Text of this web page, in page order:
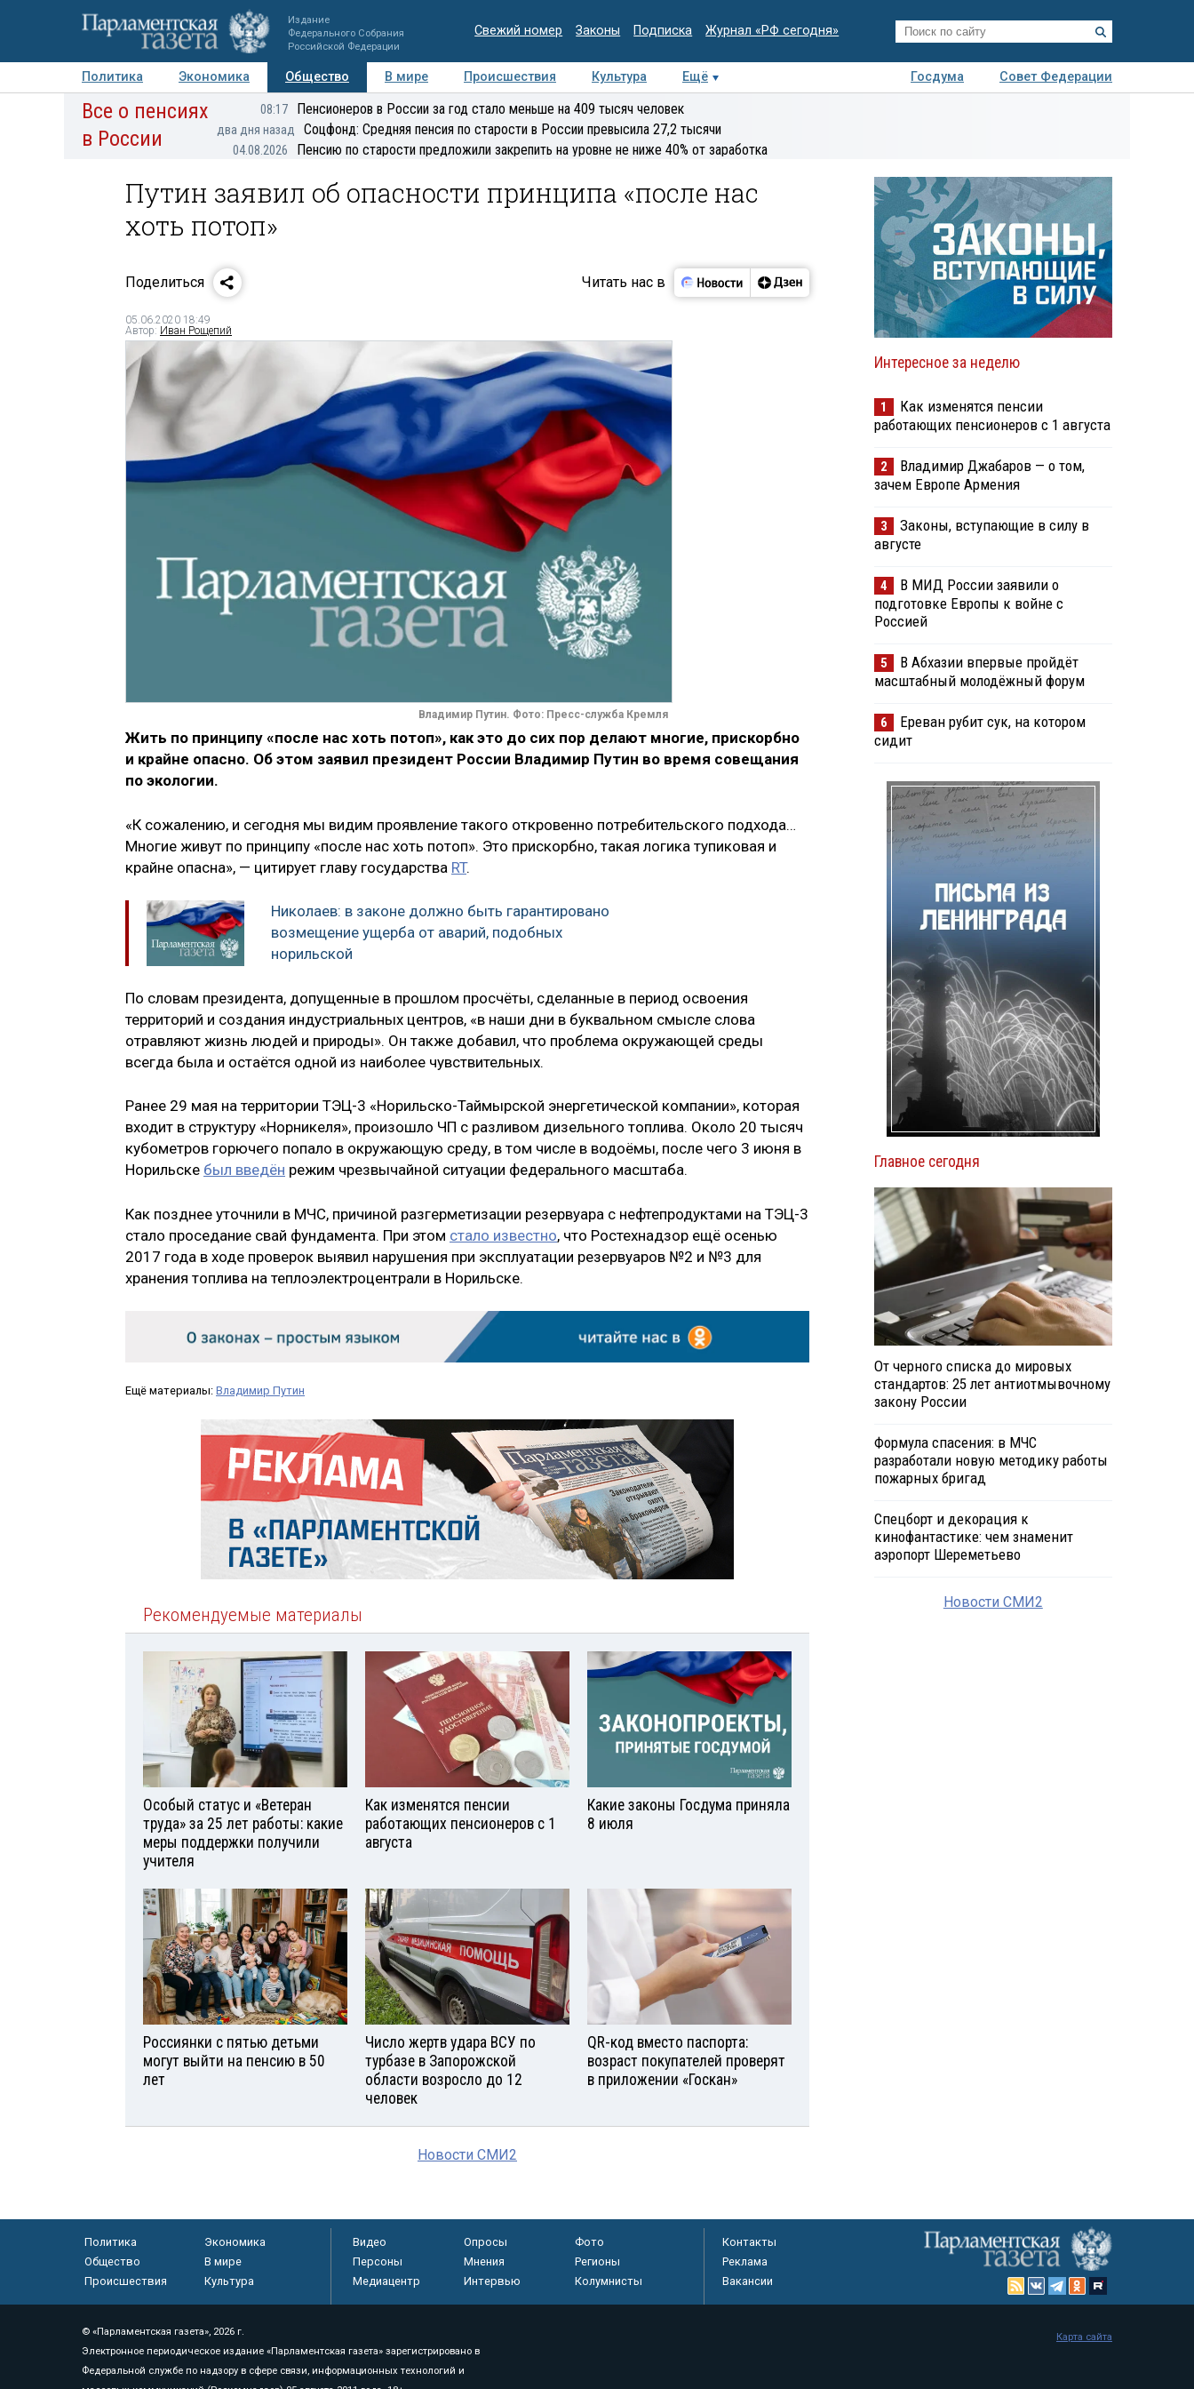
Издание
Федерального Собрания
Российской Федерации
Свежий номер Законы Подписка Журнал «РФ сегодня»
Политика Экономика Общество В мире Происшествия Культура Ещё Госдума
Совет Федерации
Авторы Персоны Мнения Регионы Медиацентр Интервью Колумнисты
Все о пенсиях
в России
08:17 Пенсионеров в России за год стало меньше на 409 тысяч человек
два дня назад Соцфонд: Средняя пенсия по старости в России превысила 27,2 тысячи
04.08.2026 Пенсию по старости предложили закрепить на уровне не ниже 40% от заработка
Путин заявил об опасности принципа «после нас
хоть потоп»
Поделиться Читать нас в
05.06.2020 18:49
Автор: Иван Рощепий
Владимир Путин. Фото: Пресс-служба Кремля
Жить по принципу «после нас хоть потоп», как это до сих пор делают многие, прискорбно
и крайне опасно. Об этом заявил президент России Владимир Путин во время совещания
по экологии.
«К сожалению, и сегодня мы видим проявление такого откровенно потребительского подхода…
Многие живут по принципу «после нас хоть потоп». Это прискорбно, такая логика тупиковая и
крайне опасна», — цитирует главу государства RT.
Николаев: в законе должно быть гарантировано
возмещение ущерба от аварий, подобных
норильской
По словам президента, допущенные в прошлом просчёты, сделанные в период освоения
территорий и создания индустриальных центров, «в наши дни в буквальном смысле слова
отравляют жизнь людей и природы». Он также добавил, что проблема окружающей среды
всегда была и остаётся одной из наиболее чувствительных.
Ранее 29 мая на территории ТЭЦ-3 «Норильско-Таймырской энергетической компании», которая
входит в структуру «Норникеля», произошло ЧП с разливом дизельного топлива. Около 20 тысяч
кубометров горючего попало в окружающую среду, в том числе в водоёмы, после чего 3 июня в
Норильске был введён режим чрезвычайной ситуации федерального масштаба.
Как позднее уточнили в МЧС, причиной разгерметизации резервуара с нефтепродуктами на ТЭЦ-3
стало проседание свай фундамента. При этом стало известно, что Ростехнадзор ещё осенью
2017 года в ходе проверок выявил нарушения при эксплуатации резервуаров №2 и №3 для
хранения топлива на теплоэлектроцентрали в Норильске.
Ещё материалы: Владимир Путин
Рекомендуемые материалы
Особый статус и «Ветеран
труда» за 25 лет работы: какие
меры поддержки получили
учителя
Как изменятся пенсии
работающих пенсионеров с 1
августа
Какие законы Госдума приняла
8 июля
Россиянки с пятью детьми
могут выйти на пенсию в 50
лет
Число жертв удара ВСУ по
турбазе в Запорожской
области возросло до 12
человек
QR-код вместо паспорта:
возраст покупателей проверят
в приложении «Госкан»
Новости СМИ2
Интересное за неделю
1
Как изменятся пенсии
работающих пенсионеров с 1 августа
2
Владимир Джабаров — о том,
зачем Европе Армения
3
Законы, вступающие в силу в
августе
4
В МИД России заявили о
подготовке Европы к войне с
Россией
5
В Абхазии впервые пройдёт
масштабный молодёжный форум
6
Ереван рубит сук, на котором
сидит
Главное сегодня
От черного списка до мировых
стандартов: 25 лет антиотмывочному
закону России
Формула спасения: в МЧС
разработали новую методику работы
пожарных бригад
Спецборт и декорация к
кинофантастике: чем знаменит
аэропорт Шереметьево
Новости СМИ2
Политика
Экономика
Общество
В мире
Происшествия
Культура
Видео Опросы
Фото
Персоны
Мнения
Регионы
Медиацентр
Интервью Колумнисты
Контакты
Реклама
Вакансии
© «Парламентская газета», 2026 г.
Электронное периодическое издание «Парламентская газета» зарегистрировано в
Федеральной службе по надзору в сфере связи, информационных технологий и
Карта сайта